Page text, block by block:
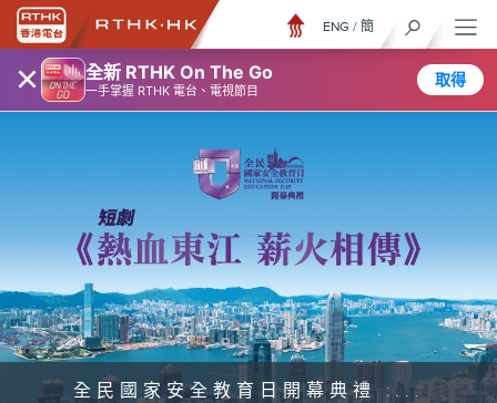
× 全新 RTHK On The Go
一手掌握 RTHK 電台、電視節目
取得
ENG / 簡
全民國家安全教育日開幕典禮 :...